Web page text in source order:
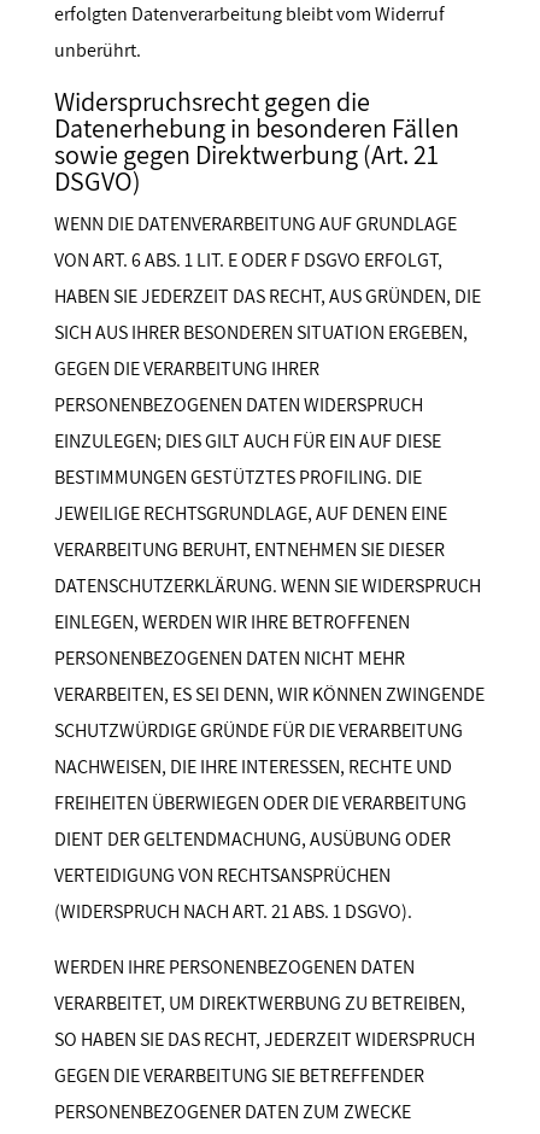
erfolgten Datenverarbeitung bleibt vom Widerruf
unberührt.
Widerspruchsrecht gegen die
Datenerhebung in besonderen Fällen
sowie gegen Direktwerbung (Art. 21
DSGVO)
WENN DIE DATENVERARBEITUNG AUF GRUNDLAGE
VON ART. 6 ABS. 1 LIT. E ODER F DSGVO ERFOLGT,
HABEN SIE JEDERZEIT DAS RECHT, AUS GRÜNDEN, DIE
SICH AUS IHRER BESONDEREN SITUATION ERGEBEN,
GEGEN DIE VERARBEITUNG IHRER
PERSONENBEZOGENEN DATEN WIDERSPRUCH
EINZULEGEN; DIES GILT AUCH FÜR EIN AUF DIESE
BESTIMMUNGEN GESTÜTZTES PROFILING. DIE
JEWEILIGE RECHTSGRUNDLAGE, AUF DENEN EINE
VERARBEITUNG BERUHT, ENTNEHMEN SIE DIESER
DATENSCHUTZERKLÄRUNG. WENN SIE WIDERSPRUCH
EINLEGEN, WERDEN WIR IHRE BETROFFENEN
PERSONENBEZOGENEN DATEN NICHT MEHR
VERARBEITEN, ES SEI DENN, WIR KÖNNEN ZWINGENDE
SCHUTZWÜRDIGE GRÜNDE FÜR DIE VERARBEITUNG
NACHWEISEN, DIE IHRE INTERESSEN, RECHTE UND
FREIHEITEN ÜBERWIEGEN ODER DIE VERARBEITUNG
DIENT DER GELTENDMACHUNG, AUSÜBUNG ODER
VERTEIDIGUNG VON RECHTSANSPRÜCHEN
(WIDERSPRUCH NACH ART. 21 ABS. 1 DSGVO).
WERDEN IHRE PERSONENBEZOGENEN DATEN
VERARBEITET, UM DIREKTWERBUNG ZU BETREIBEN,
SO HABEN SIE DAS RECHT, JEDERZEIT WIDERSPRUCH
GEGEN DIE VERARBEITUNG SIE BETREFFENDER
PERSONENBEZOGENER DATEN ZUM ZWECKE